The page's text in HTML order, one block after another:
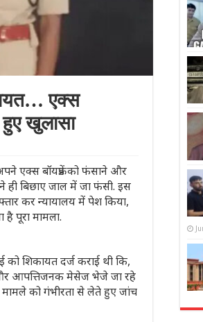
एक्स
खुलासा
एक्स बॉयफ्रेंड को फंसाने और
ही बिछाए जाल में जा फंसी. इस
कर न्यायालय में पेश किया,
पूरा मामला.
को शिकायत दर्ज कराई थी कि,
और आपत्तिजनक मेसेज भेजे जा रहे
को गंभीरता से लेते हुए जांच